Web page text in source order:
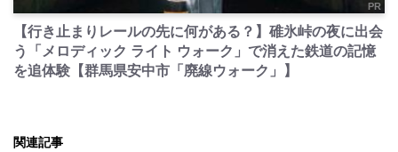
PR
【行き止まりレールの先に何がある？】碓氷峠の夜に出会
う「メロディック ライト ウォーク」で消えた鉄道の記憶
を追体験【群馬県安中市「廃線ウォーク」】
関連記事